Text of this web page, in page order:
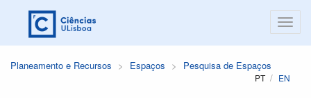
Planeamento e Recursos Espaços Pesquisa de Espaços
PT EN